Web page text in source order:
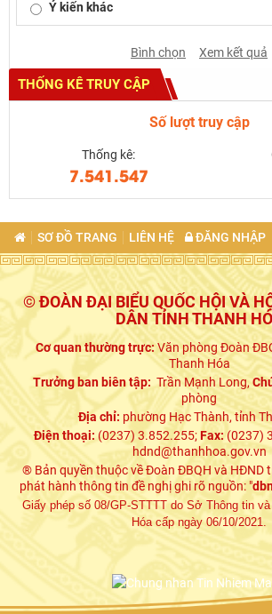
Ý kiến khác
Bình chọn Xem kết quả
THỐNG KÊ TRUY CẬP
Số lượt truy cập
Thống kê:
7.541.547
SƠ ĐỒ TRANG LIÊN HỆ ĐĂNG NHẬP
© ĐOÀN ĐẠI BIỂU QUỐC HỘI VÀ
DÂN TỈNH THANH
Cơ quan thường trực:Văn phòng Đoàn
Thanh Hóa
Trưởng ban biên tập: Trần Mạnh Long,
phòng
Địa chỉ: phường Hạc Thành, tỉnh
Điện thoại: (0237) 3.852.255;Fax:(0237)
hdnd@thanhhoa.gov.vn
® Bản quyền thuộc về Đoàn ĐBQH và HĐND
phát hành thông tin đề nghị ghi rõ nguồn: "
Giấy phép số 08/GP-STTTT do Sở Thông tin
Hóa cấp ngày 06/10/2021.